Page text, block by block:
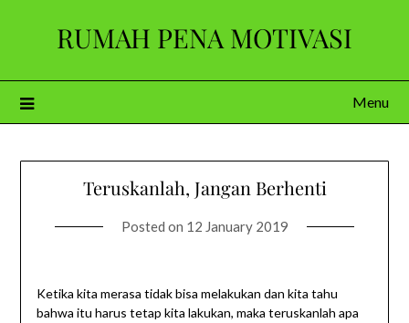
RUMAH PENA MOTIVASI
Menu
Teruskanlah, Jangan Berhenti
Posted on 12 January 2019
Ketika kita merasa tidak bisa melakukan dan kita tahu
bahwa itu harus tetap kita lakukan, maka teruskanlah apa